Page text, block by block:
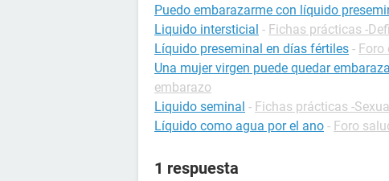
Puedo embarazarme con líquido
Liquido intersticial - Fichas prácticas -
Líquido preseminal en días fértiles - Foro
Una mujer virgen puede quedar
embarazo
Liquido seminal - Fichas prácticas -
Líquido como agua por el ano - Foro
1 respuesta